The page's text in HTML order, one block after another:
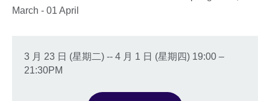
3 月 23 日 (星期二) -- 4 月 1 日 (星期四) 19:00 –
21:30PM